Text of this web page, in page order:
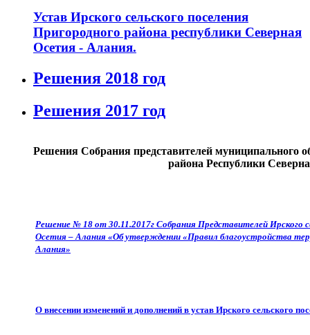
Устав Ирского сельского поселения
Пригородного района республики Северная
Осетия - Алания.
Решения 2018 год
Решения 2017 год
Решения Собрания представителей муниципального
района Республики
Решение № 18 от 30.11.2017г Собрания Представителей Ирского
Осетия – Алания «Об утверждении «Правил благоустройства
Алания»
О внесении изменений и дополнений в устав Ирского сельского